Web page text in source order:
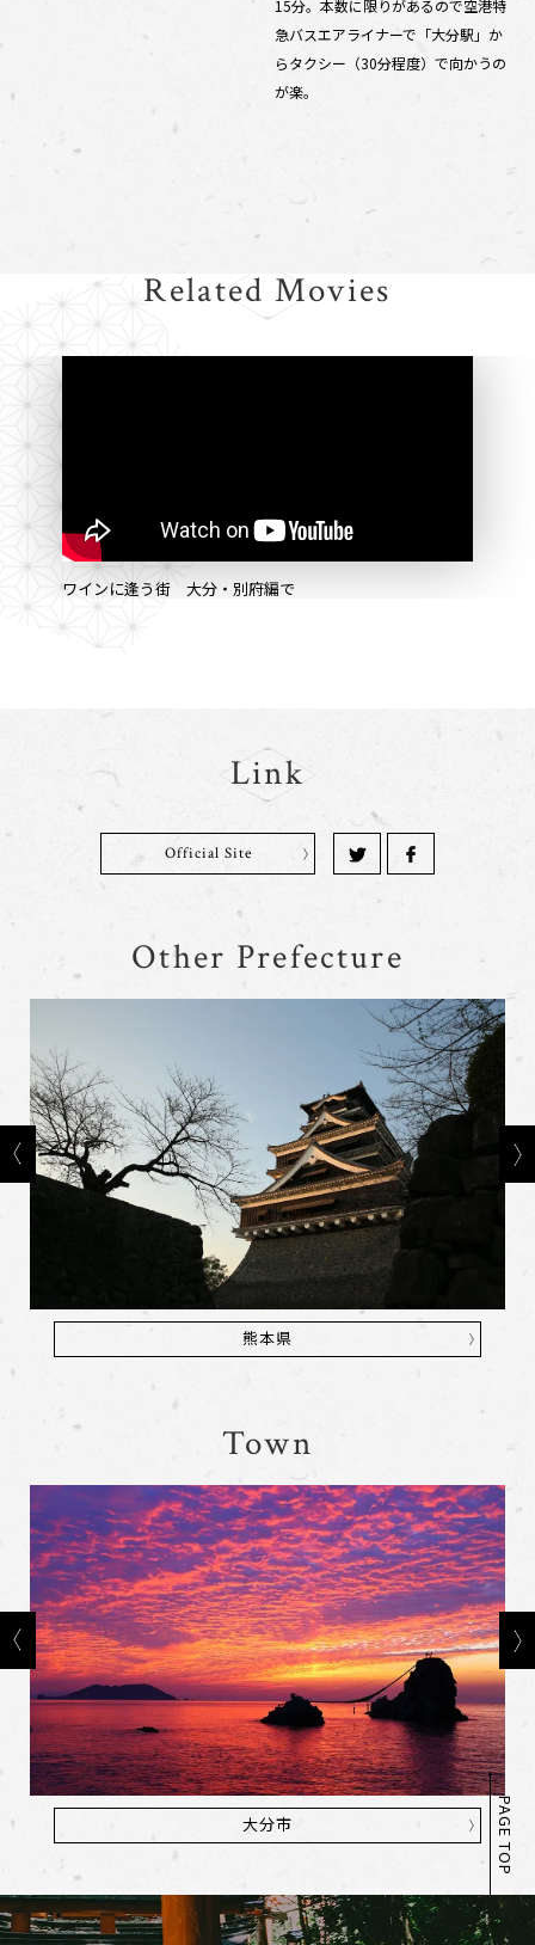
15分。本数に限りがあるので空港特
急バスエアライナーで「大分駅」か
らタクシー（30分程度）で向かうの
が楽。
Related Movies
ワインに逢う街 大分・別府編で
Link
Official Site
Other Prefecture
熊本県
Town
大分市 PAGE TOP